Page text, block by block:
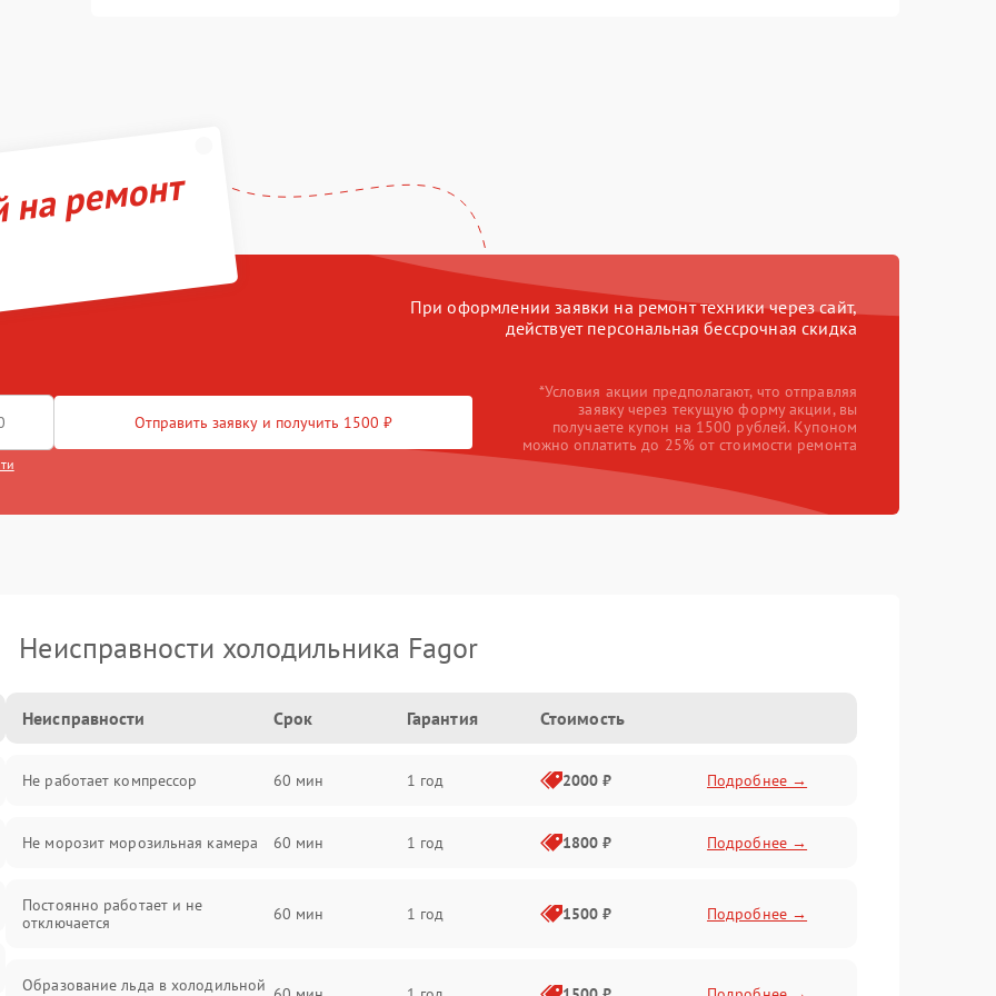
ремонт
При оформлении заявки на ремонт техники через сайт,
действует персональная бессрочная скидка
Отправить заявку и получить 1500 ₽
*Условия акции предполагают, что отправляя
заявку через текущую форму акции, вы
получаете купон на 1500 рублей. Купоном
можно оплатить до 25% от стоимости ремонта
Неисправности холодильника Fagor
Неисправности Срок Гарантия Стоимость
Не работает компрессор 60 мин 1 год 2000 ₽ Подробнее →
Не морозит морозильная камера 60 мин 1 год 1800 ₽ Подробнее →
Постоянно работает и не
отключается
60 мин 1 год 1500 ₽ Подробнее →
Образование льда в холодильной